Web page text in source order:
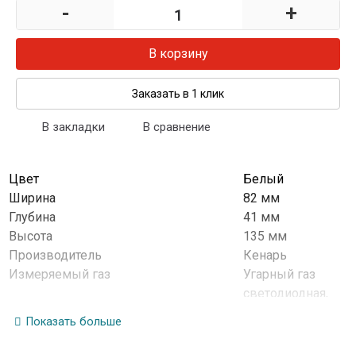
- +
В корзину
Заказать в 1 клик
В закладки В сравнение
Цвет
Белый
Ширина
82 мм
Глубина
41 мм
Высота
135 мм
Производитель
Кенарь
Измеряемый газ
Угарный газ
светодиодная,
Время отклика на наличие
Показать больше